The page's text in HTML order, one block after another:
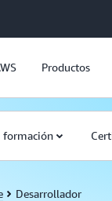
Productos
formación
Desarrollador